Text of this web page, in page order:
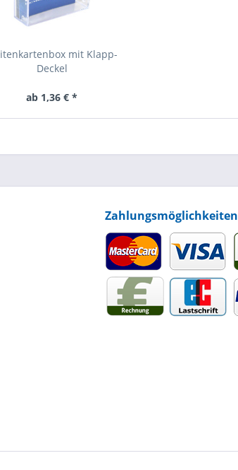
mit Klapp-
Deckel
ab 1,36 € *
Zahlungsmöglichkeiten